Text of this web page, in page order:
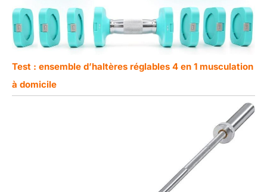
Test : ensemble d’haltères réglables 4 en 1 musculation
à domicile